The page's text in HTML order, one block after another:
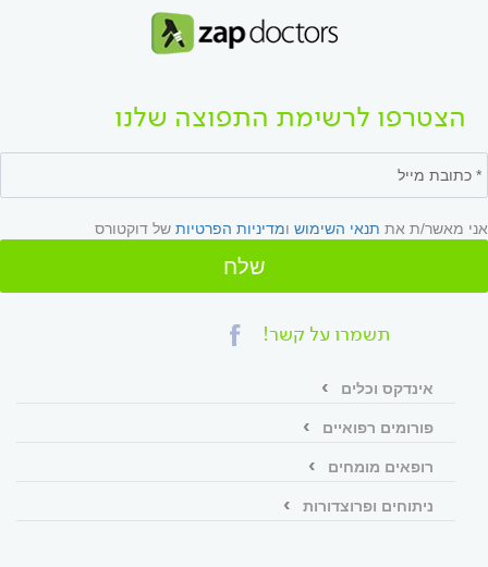
הצטרפו לרשימת התפוצה שלנו
אני מאשר/ת את תנאי השימוש ומדיניות הפרטיות של דוקטורס
שלח
תשמרו על קשר!
אינדקס וכלים
פורומים רפואיים
רופאים מומחים
ניתוחים ופרוצדורות